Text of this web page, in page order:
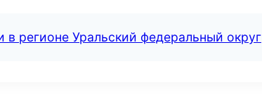
в регионе Уральский федеральный округ